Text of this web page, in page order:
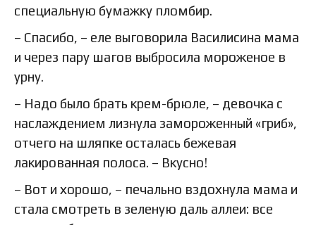
специальную бумажку пломбир.
– Спасибо, – еле выговорила Василисина мама
и через пару шагов выбросила мороженое в
урну.
– Надо было брать крем-брюле, – девочка с
наслаждением лизнула замороженный «гриб»,
отчего на шляпке осталась бежевая
лакированная полоса. – Вкусно!
– Вот и хорошо, – печально вздохнула мама и
стала смотреть в зеленую даль аллеи: все